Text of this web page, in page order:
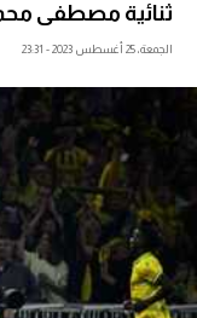
ميركاتو
فانتازي في الجول
مسابقة التوقعات
فيديوهات
عدسات
آراء حرة
ثنائية مصطفى
الجمعة، 25 أغسطس 2023 - 23:31